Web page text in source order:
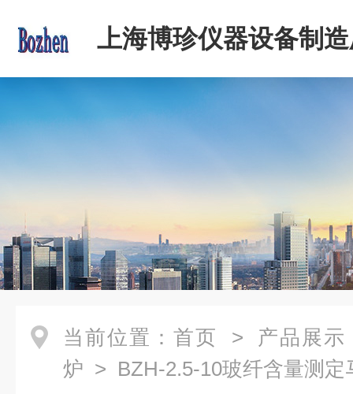
上海博珍仪器设备制
当前位置： 首页 > 产品展示
炉 > BZH-2.5-10玻纤含量测定